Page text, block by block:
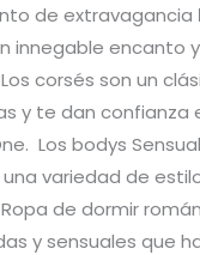
de extravagancia
innegable encanto
corsés son un
y te dan confianza
Los bodys
variedad de
Ropa de dormir
y sensuales que